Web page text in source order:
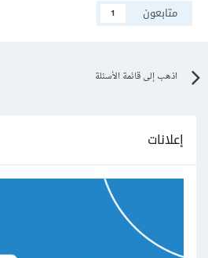
متابعون
1
اذهب إلى قائمة الأسئلة
إعلانات